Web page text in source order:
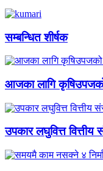
सम्बन्धित शीर्षक
आजका लागि
उपकार लघुवित्त